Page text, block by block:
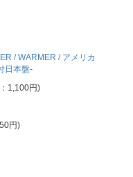
/ WARMER / アメリカ
日本盤-
1,100円)
円)